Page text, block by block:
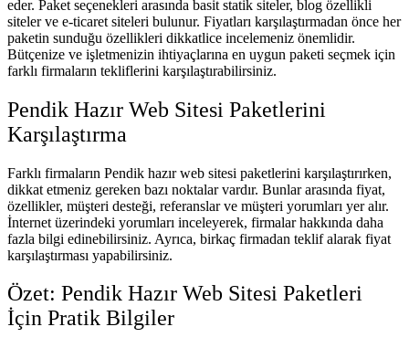
eder. Paket seçenekleri arasında basit statik siteler, blog özellikli
siteler ve e-ticaret siteleri bulunur. Fiyatları karşılaştırmadan önce her
paketin sunduğu özellikleri dikkatlice incelemeniz önemlidir.
Bütçenize ve işletmenizin ihtiyaçlarına en uygun paketi seçmek için
farklı firmaların tekliflerini karşılaştırabilirsiniz.
Pendik Hazır Web Sitesi Paketlerini
Karşılaştırma
Farklı firmaların Pendik hazır web sitesi paketlerini karşılaştırırken,
dikkat etmeniz gereken bazı noktalar vardır. Bunlar arasında fiyat,
özellikler, müşteri desteği, referanslar ve müşteri yorumları yer alır.
İnternet üzerindeki yorumları inceleyerek, firmalar hakkında daha
fazla bilgi edinebilirsiniz. Ayrıca, birkaç firmadan teklif alarak fiyat
karşılaştırması yapabilirsiniz.
Özet: Pendik Hazır Web Sitesi Paketleri
İçin Pratik Bilgiler